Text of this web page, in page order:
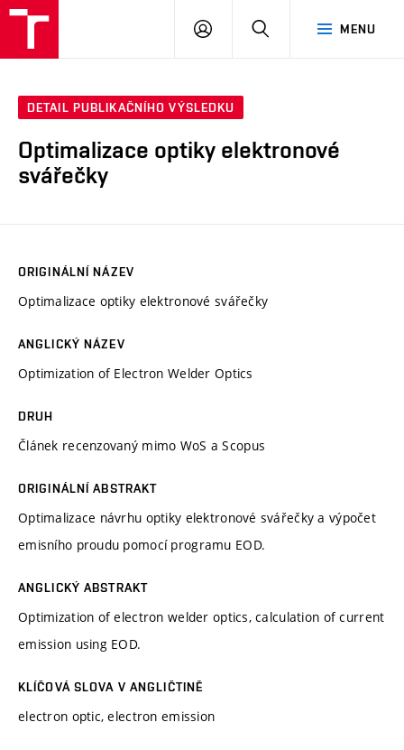
MENU
PŘIHLÁSIT
DETAIL PUBLIKAČNÍHO VÝSLEDKU
Optimalizace optiky elektronové
svářečky
ORIGINÁLNÍ NÁZEV
Optimalizace optiky elektronové svářečky
ANGLICKÝ NÁZEV
Optimization of Electron Welder Optics
DRUH
Článek recenzovaný mimo WoS a Scopus
ORIGINÁLNÍ ABSTRAKT
Optimalizace návrhu optiky elektronové svářečky a výpočet
emisního proudu pomocí programu EOD.
ANGLICKÝ ABSTRAKT
Optimization of electron welder optics, calculation of current
emission using EOD.
KLÍČOVÁ SLOVA V ANGLIČTINĚ
electron optic, electron emission